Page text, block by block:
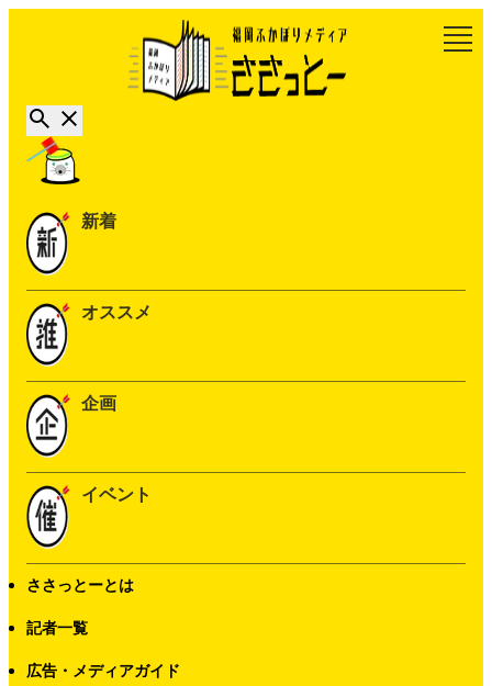
新着
オススメ
企画
イベント
ささっとーとは
記者一覧
広告・メディアガイド